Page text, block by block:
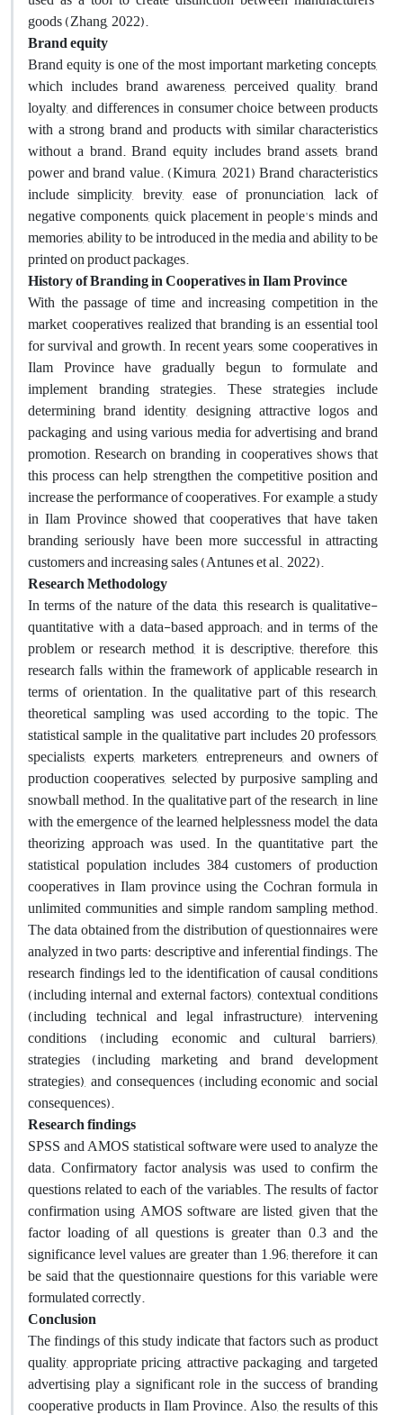
goods (Zhang, 2022).
Brand equity
Brand equity is one of the most important marketing concepts,
which includes brand awareness, perceived quality, brand
loyalty, and differences in consumer choice between products
with a strong brand and products with similar characteristics
without a brand. Brand equity includes brand assets, brand
power and brand value. (Kimura, 2021) Brand characteristics
include simplicity, brevity, ease of pronunciation, lack of
negative components, quick placement in people's minds and
memories, ability to be introduced in the media and ability to be
printed on product packages.
History of Branding in Cooperatives in Ilam Province
With the passage of time and increasing competition in the
market, cooperatives realized that branding is an essential tool
for survival and growth. In recent years, some cooperatives in
Ilam Province have gradually begun to formulate and
implement branding strategies. These strategies include
determining brand identity, designing attractive logos and
packaging, and using various media for advertising and brand
promotion. Research on branding in cooperatives shows that
this process can help strengthen the competitive position and
increase the performance of cooperatives. For example, a study
in Ilam Province showed that cooperatives that have taken
branding seriously have been more successful in attracting
customers and increasing sales (Antunes et al., 2022).
Research Methodology
In terms of the nature of the data, this research is qualitative-
quantitative with a data-based approach; and in terms of the
problem or research method, it is descriptive; therefore, this
research falls within the framework of applicable research in
terms of orientation. In the qualitative part of this research,
theoretical sampling was used according to the topic. The
statistical sample in the qualitative part includes 20 professors,
specialists, experts, marketers, entrepreneurs, and owners of
production cooperatives, selected by purposive sampling and
snowball method. In the qualitative part of the research, in line
with the emergence of the learned helplessness model, the data
theorizing approach was used. In the quantitative part, the
statistical population includes 384 customers of production
cooperatives in Ilam province using the Cochran formula in
unlimited communities and simple random sampling method.
The data obtained from the distribution of questionnaires were
analyzed in two parts: descriptive and inferential findings. The
research findings led to the identification of causal conditions
(including internal and external factors), contextual conditions
(including technical and legal infrastructure), intervening
conditions (including economic and cultural barriers),
strategies (including marketing and brand development
strategies), and consequences (including economic and social
consequences).
Research findings
SPSS and AMOS statistical software were used to analyze the
data. Confirmatory factor analysis was used to confirm the
questions related to each of the variables. The results of factor
confirmation using AMOS software are listed, given that the
factor loading of all questions is greater than 0.3 and the
significance level values ​​are greater than 1.96; therefore, it can
be said that the questionnaire questions for this variable were
formulated correctly.
Conclusion
The findings of this study indicate that factors such as product
quality, appropriate pricing, attractive packaging, and targeted
advertising play a significant role in the success of branding
cooperative products in Ilam Province. Also, the results of this